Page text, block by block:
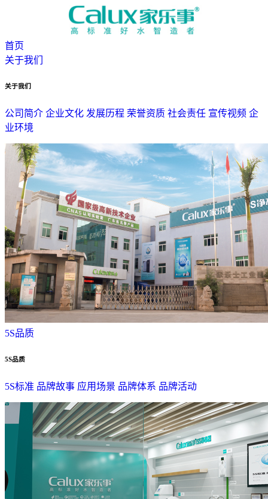
首页
关于我们
关于我们
公司简介 企业文化 发展历程 荣誉资质 社会责任 宣传视频 企
业环境
5S品质
5S品质
5S标准 品牌故事 应用场景 品牌体系 品牌活动